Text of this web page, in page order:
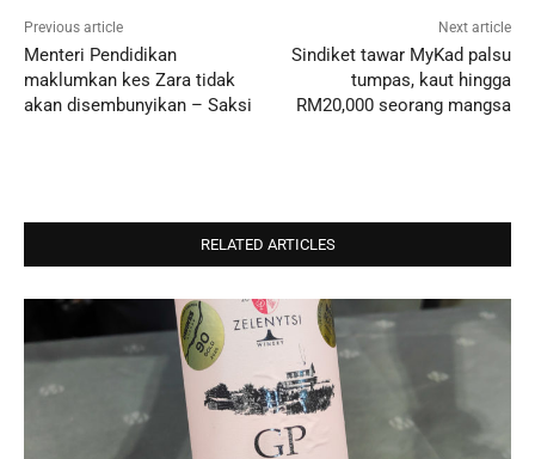
Previous article
Menteri Pendidikan
maklumkan kes Zara tidak
akan disembunyikan – Saksi
Next article
Sindiket tawar MyKad palsu
tumpas, kaut hingga
RM20,000 seorang mangsa
RELATED ARTICLES